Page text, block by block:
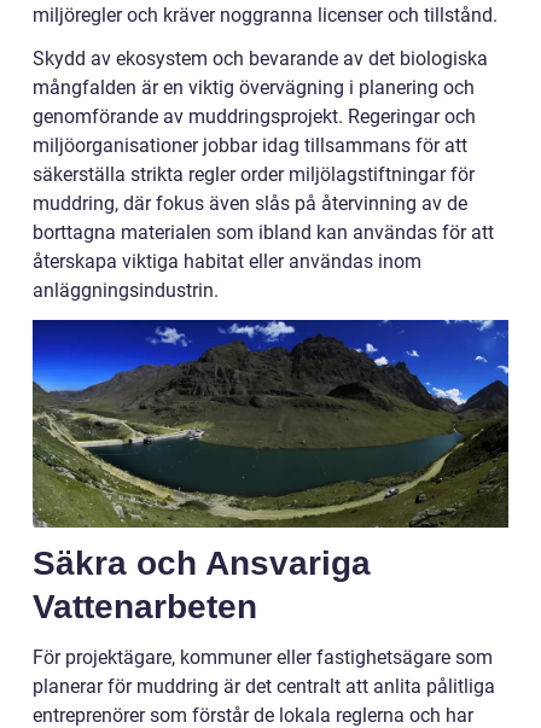
miljöregler och kräver noggranna licenser och tillstånd.
Skydd av ekosystem och bevarande av det biologiska
mångfalden är en viktig övervägning i planering och
genomförande av muddringsprojekt. Regeringar och
miljöorganisationer jobbar idag tillsammans för att
säkerställa strikta regler order miljölagstiftningar för
muddring, där fokus även slås på återvinning av de
borttagna materialen som ibland kan användas för att
återskapa viktiga habitat eller användas inom
anläggningsindustrin.
Säkra och Ansvariga
Vattenarbeten
För projektägare, kommuner eller fastighetsägare som
planerar för muddring är det centralt att anlita pålitliga
entreprenörer som förstår de lokala reglerna och har